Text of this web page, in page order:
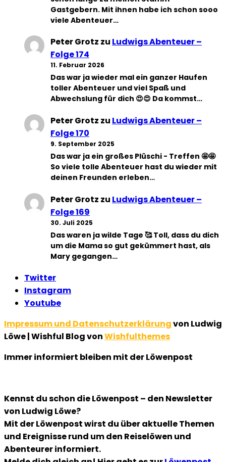
Gastgebern. Mit ihnen habe ich schon sooo
viele Abenteuer…
Peter Grotz zu Ludwigs Abenteuer –
Folge 174
11. Februar 2026
Das war ja wieder mal ein ganzer Haufen
toller Abenteuer und viel Spaß und
Abwechslung für dich 😍😍 Da kommst…
Peter Grotz zu Ludwigs Abenteuer –
Folge 170
9. September 2025
Das war ja ein großes Plüschi - Treffen 🤩🤩
So viele tolle Abenteuer hast du wieder mit
deinen Freunden erleben…
Peter Grotz zu Ludwigs Abenteuer –
Folge 169
30. Juli 2025
Das waren ja wilde Tage 🥰 Toll, dass du dich
um die Mama so gut gekümmert hast, als
Mary gegangen…
Twitter
Instagram
Youtube
Impressum und Datenschutzerklärungvon Ludwig
Löwe | Wishful Blog vonWishfulthemes
Immer informiert bleiben mit der Löwenpost
Kennst du schon die Löwenpost – den Newsletter
von Ludwig Löwe?
Mit der Löwenpost wirst du über aktuelle Themen
und Ereignisse rund um den Reiselöwen und
Abenteurer informiert.